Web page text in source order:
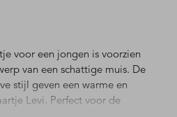
voor een jongen is voorzien
van een schattige muis. De
stijl geven een warme en
Levi. Perfect voor de